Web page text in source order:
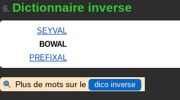
6. Dictionnaire inverse
SEYVAL
BOWAL
PREFIXAL
Plus de mots sur le dico inverse